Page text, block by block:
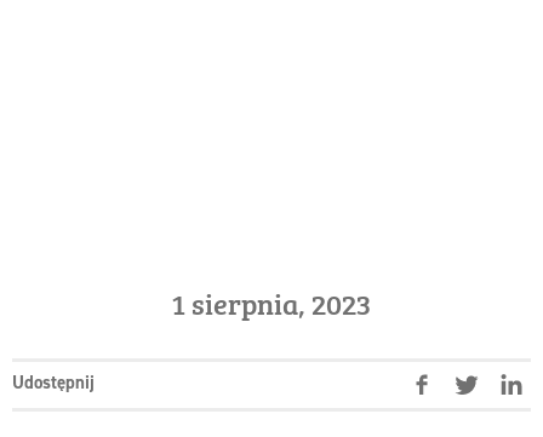
1 sierpnia, 2023
Udostępnij